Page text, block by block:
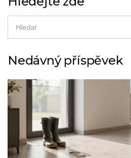
Nedávný příspěvek